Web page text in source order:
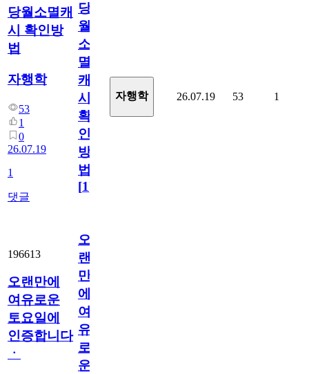
당월소멸캐
시 확인방
법
자행학
53
1
0
26.07.19
1
댓글
당
월
소
멸
캐
시
확
인
방
법
[1]
자행학 26.07.19 53 1
196613
오랜만에
여유로운
토요일에
인증합니다
ㆍ
오
랜
만
에
여
유
로
운